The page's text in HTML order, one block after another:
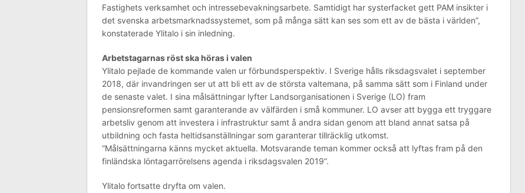
Fastighets verksamhet och intressebevakningsarbete. Samtidigt har systerfacket gett PAM insikter i
det svenska arbetsmarknadssystemet, som på många sätt kan ses som ett av de bästa i världen”,
konstaterade Ylitalo i sin inledning.
Arbetstagarnas röst ska höras i valen
Ylitalo pejlade de kommande valen ur förbundsperspektiv. I Sverige hålls riksdagsvalet i september
2018, där invandringen ser ut att bli ett av de största valtemana, på samma sätt som i Finland under
de senaste valet. I sina målsättningar lyfter Landsorganisationen i Sverige (LO) fram
pensionsreformen samt garanterande av välfärden i små kommuner. LO avser att bygga ett tryggare
arbetsliv genom att investera i infrastruktur samt å andra sidan genom att bland annat satsa på
utbildning och fasta heltidsanställningar som garanterar tillräcklig utkomst.
“Målsättningarna känns mycket aktuella. Motsvarande teman kommer också att lyftas fram på den
finländska löntagarrörelsens agenda i riksdagsvalen 2019”.
Ylitalo fortsatte dryfta om valen.